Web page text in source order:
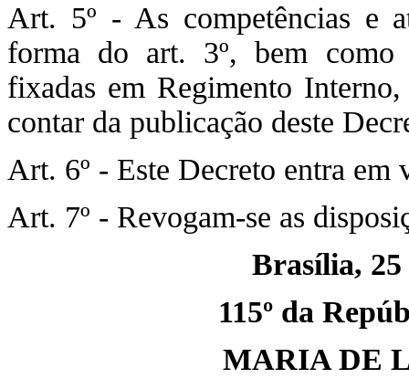
Art. 5º - As competências e
forma do art. 3º, bem como
fixadas em Regimento
contar da publicação deste
Art. 6º - Este Decreto entra em
Art. 7º - Revogam-se as
Brasília, 25
115º da
MARIA DE